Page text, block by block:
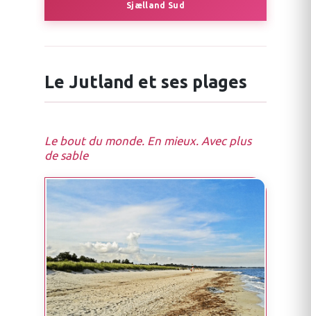
Sjælland Sud
Le Jutland et ses plages
Le bout du monde. En mieux. Avec plus
de sable